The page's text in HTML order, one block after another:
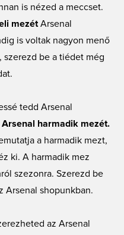
is nézed a meccset.
mezét Arsenal
is voltak nagyon menő
szerezd be a tiédet még
tedd Arsenal
Arsenal harmadik mezét.
a harmadik mezt,
ki. A harmadik mez
szezonra. Szerezd be
Arsenal shopunkban.
az Arsenal